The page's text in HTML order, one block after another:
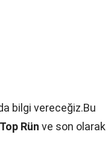
bilgi vereceğiz.Bu
Rün ve son olarak